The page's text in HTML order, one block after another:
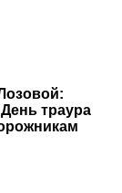
траура